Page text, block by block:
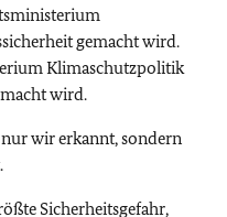
gemacht wird.
Klimaschutzpolitik
wird.
wir erkannt, sondern
Sicherheitsgefahr,